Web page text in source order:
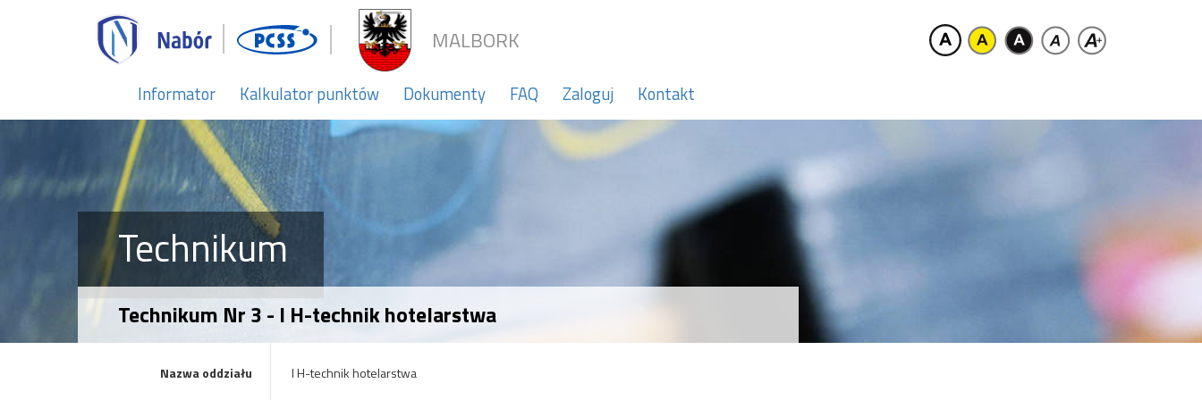
MALBORK
Informator Kalkulator punktów Dokumenty FAQ Zaloguj Kontakt
Technikum
Technikum Nr 3 - I H-technik hotelarstwa
Nazwa oddziału I H-technik hotelarstwa